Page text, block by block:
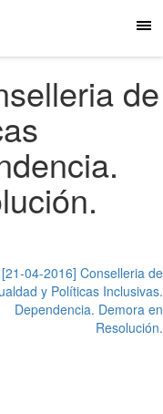
de
[21-04-2016] Conselleria de
y Políticas Inclusivas.
Dependencia. Demora en
Resolución.